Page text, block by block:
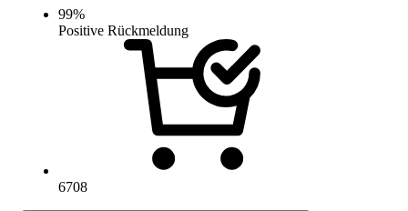
99%
Positive Rückmeldung
6708